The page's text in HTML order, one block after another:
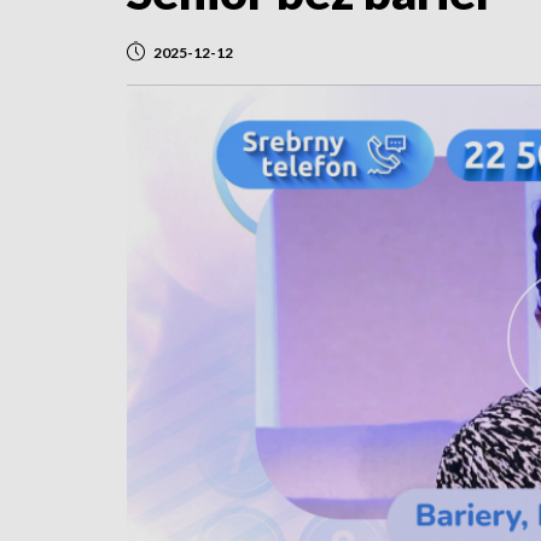
2025-12-12